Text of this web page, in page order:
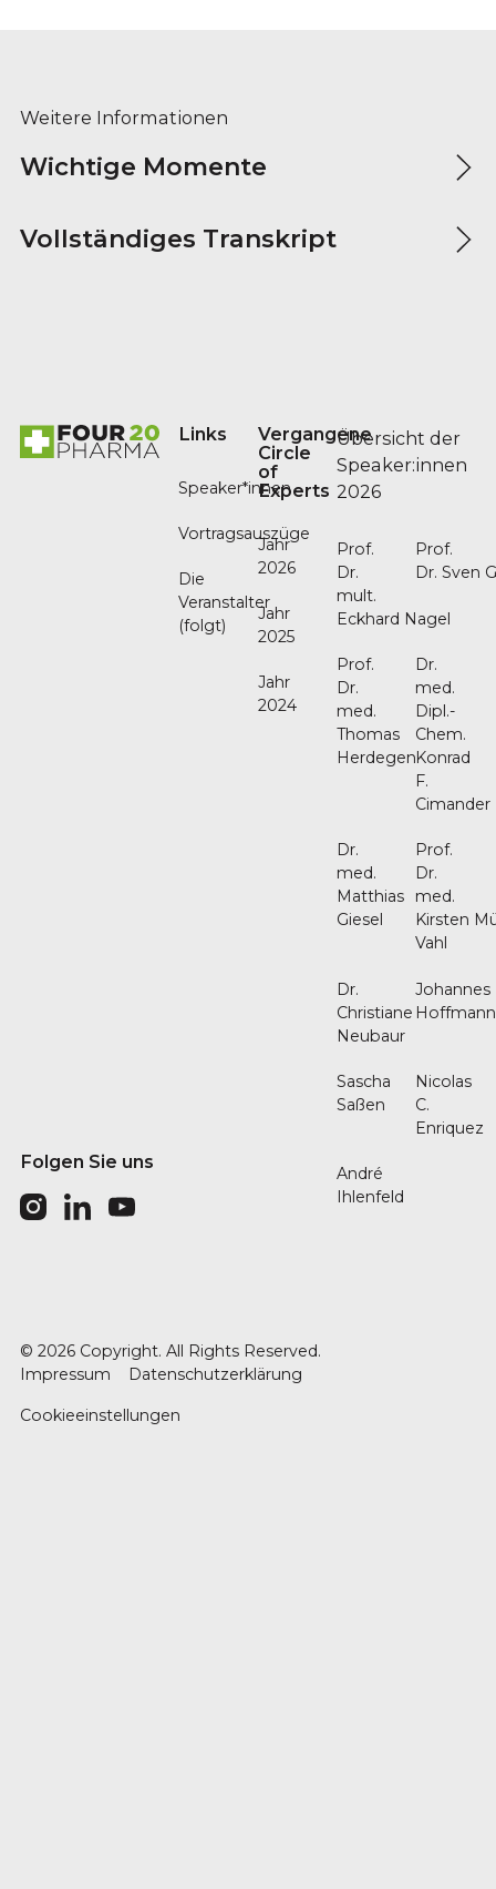
Weitere Informationen
Wichtige Momente
Vollständiges Transkript
Folgen Sie uns
Links
Speaker*innen
Vortragsauszüge
Die
Veranstalter
(folgt)
Vergangene
Circle
of
Experts
Jahr
2026
Jahr
2025
Jahr
2024
Übersicht der
Speaker:innen
2026
Prof.
Dr.
mult.
Eckhard Nagel
Prof.
Dr. Sven
Prof.
Dr.
med.
Thomas
Herdegen
Dr.
med.
Dipl.-
Chem.
Konrad
F.
Cimander
Dr.
med.
Matthias
Giesel
Prof.
Dr.
med.
Kirsten
Vahl
Dr.
Christiane
Neubaur
Johannes
Hoffmann
Sascha
Saßen
Nicolas
C.
Enriquez
André
Ihlenfeld
©2026 Copyright. All Rights Reserved.
Impressum
Datenschutzerklärung
Cookieeinstellungen